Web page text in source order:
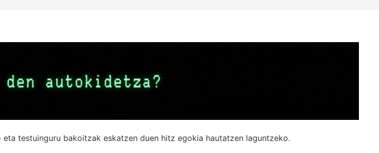
testuinguru bakoitzak eskatzen duen hitz egokia hautatzen laguntzeko.